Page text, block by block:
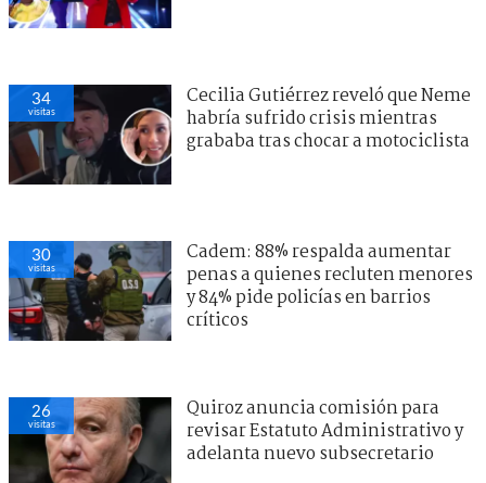
34
visitas
Cecilia Gutiérrez reveló que Neme
habría sufrido crisis mientras
grababa tras chocar a motociclista
30
visitas
Cadem: 88% respalda aumentar
penas a quienes recluten menores
y 84% pide policías en barrios
críticos
26
visitas
Quiroz anuncia comisión para
revisar Estatuto Administrativo y
adelanta nuevo subsecretario